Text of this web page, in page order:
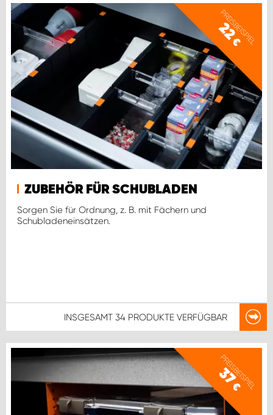
PREISBEISPIEL
22
€
ZUBEHÖR FÜR SCHUBLADEN
Sorgen Sie für Ordnung, z. B. mit Fächern und
Schubladeneinsätzen.
INSGESAMT 34 PRODUKTE VERFÜGBAR
PREISBEISPIEL
37
€